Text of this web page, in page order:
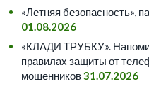
«Летняя безопасность»,
01.08.2026
«КЛАДИ ТРУБКУ».
правилах защиты от
мошенников31.07.2026